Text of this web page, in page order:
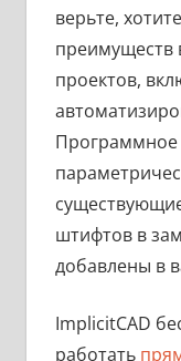
верьте,
преимуществ
проектов,
Программное
штифтов в
добавлены в
ImplicitCAD
работать